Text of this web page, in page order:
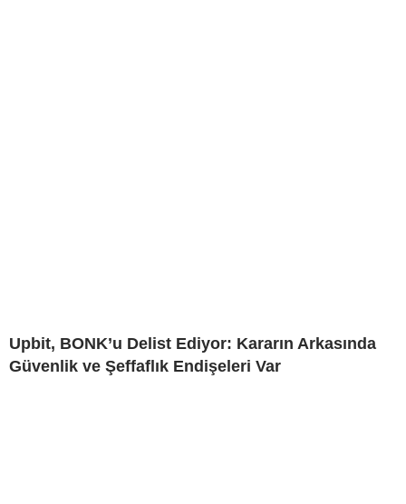
Upbit, BONK’u Delist Ediyor: Kararın Arkasında
Güvenlik ve Şeffaflık Endişeleri Var